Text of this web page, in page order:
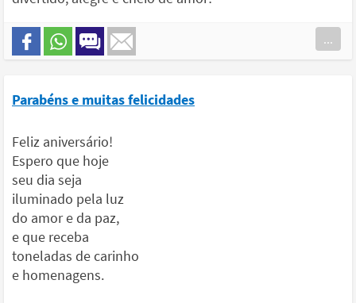
...
Parabéns e muitas felicidades
Feliz aniversário!
Espero que hoje
seu dia seja
iluminado pela luz
do amor e da paz,
e que receba
toneladas de carinho
e homenagens.